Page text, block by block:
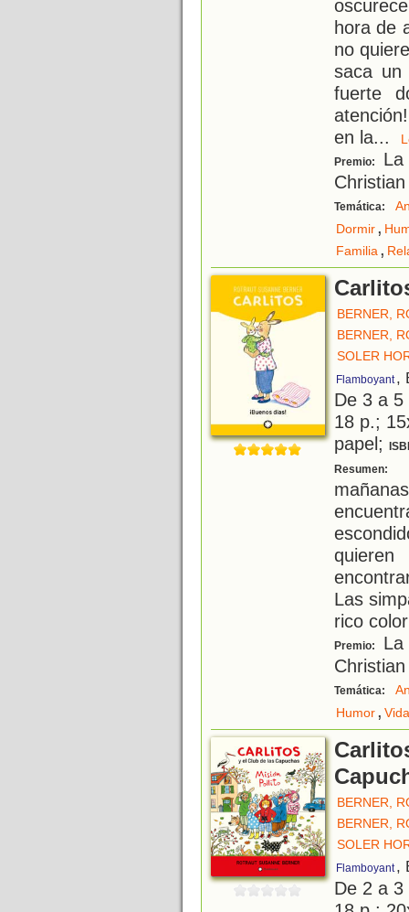
hora de
no
saca un
fuerte
en la...
Premio:
La
Temática:
Dormir,
Familia,
BERNER,
BERNER,
SOLER
Flamboyant ,
De 3 a
18 p.;
papel;
Resumen:
Las
rico
Premio:
La
Temática:
Humor,
BERNER,
BERNER,
SOLER
Flamboyant ,
De 2 a